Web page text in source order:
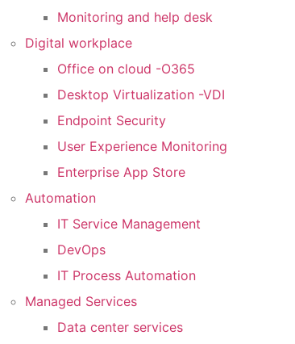
Monitoring and help desk
Digital workplace
Office on cloud -O365
Desktop Virtualization -VDI
Endpoint Security
User Experience Monitoring
Enterprise App Store
Automation
IT Service Management
DevOps
IT Process Automation
Managed Services
Data center services